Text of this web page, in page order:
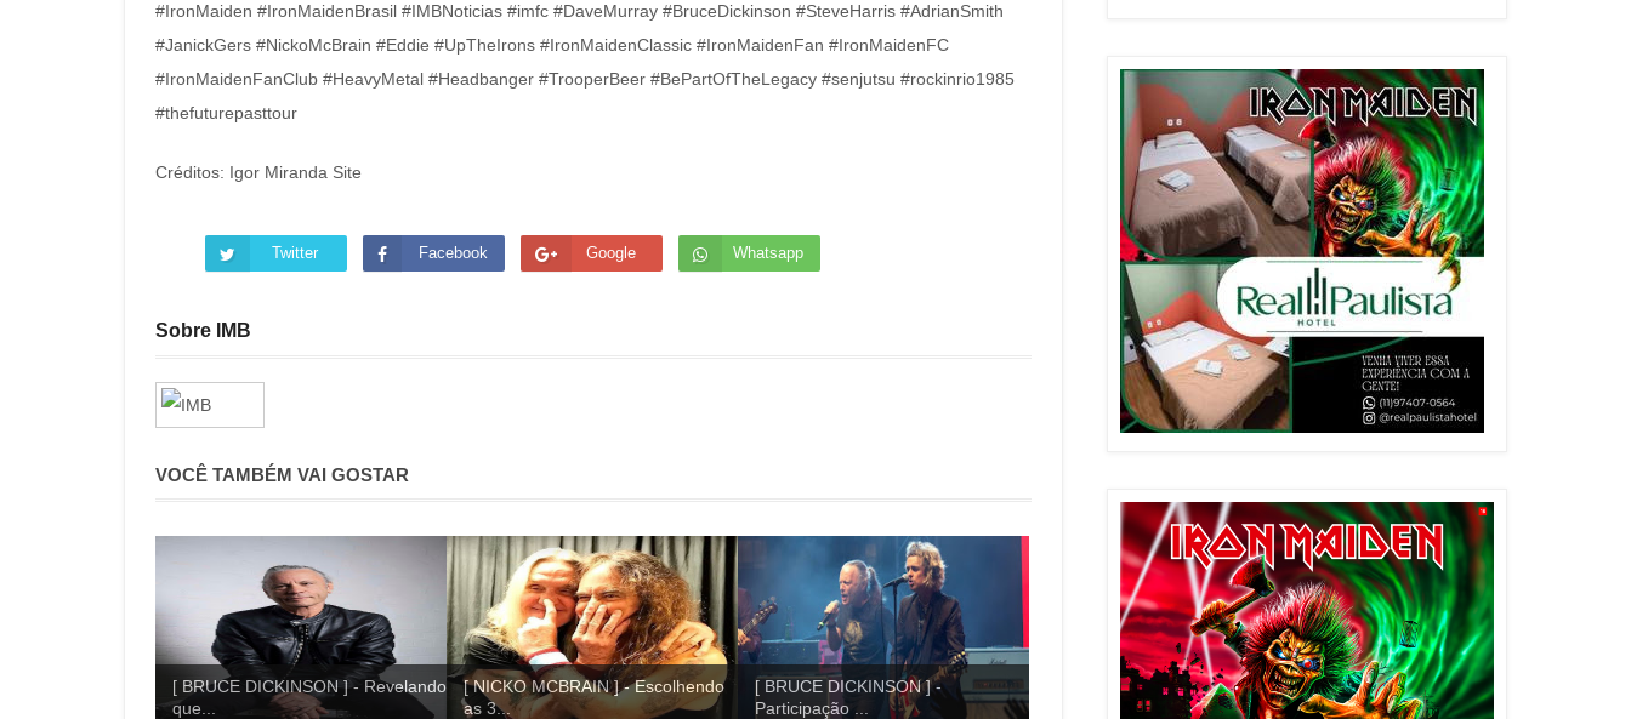
#IronMaiden #IronMaidenBrasil #IMBNoticias #imfc #DaveMurray #BruceDickinson #SteveHarris #AdrianSmith
#JanickGers #NickoMcBrain #Eddie #UpTheIrons #IronMaidenClassic #IronMaidenFan #IronMaidenFC
#IronMaidenFanClub #HeavyMetal #Headbanger #TrooperBeer #BePartOfTheLegacy #senjutsu #rockinrio1985
#thefuturepasttour
Créditos: Igor Miranda Site
Twitter Facebook Google Whatsapp
Sobre IMB
VOCÊ TAMBÉM VAI GOSTAR
[ BRUCE DICKINSON ] - Revelando
que...
[ NICKO MCBRAIN ] - Escolhendo
as 3...
[ BRUCE DICKINSON ] -
Participação ...